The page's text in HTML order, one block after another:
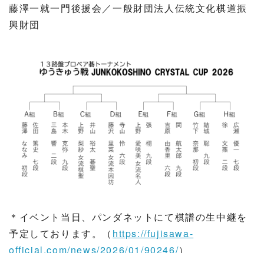
藤澤一就一門後援会／一般財団法人伝統文化棋道振
興財団
＊イベント当日、パンダネットにて棋譜の生中継を
予定しております。（ https://fujisawa-
official.com/news/2026/01/90246/）